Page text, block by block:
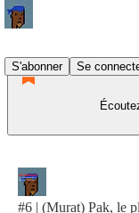
S'abonner
Se
#6 | (Murat) Pak, le